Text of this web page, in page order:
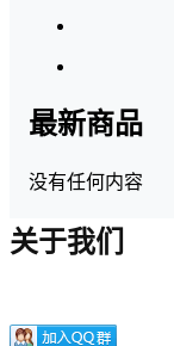
最新商品
没有任何内容
关于我们